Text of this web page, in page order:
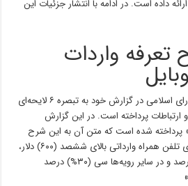
بالای ۸۰۰ دلار را ارائه داده است. در ادامه با انتشار جزئیات این
تعرفه واردات
مرکز پژوهش های مجلس شورای اسلامی در گزارش خود به تبصره ۶ لایحه‌ای
پرداخته است. در این گزارش
به بند «ق» تبصره «۱» پرداخته شده است که متن آن به این شرح
است: «حقوق گمرکی گوشی‌های تلفن همراه وارداتی بالای ششصد (۶۰۰) دلار،
در رویه تجاری پانزده (۱۵%) درصد و در سایر رویه‌ها سی (۳۰%) درصد